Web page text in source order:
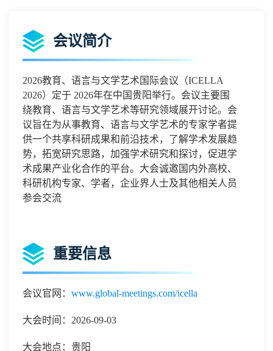
会议简介
2026教育、语言与文学艺术国际会议（ICELLA
2026）定于 2026年在中国 贵阳举行。会议主要围
绕教育、语言与文学艺术等研究领域展开讨论。会
议旨在为从事教育、语言与文学艺术的专家学者提
供一个共享科研成果和前沿技术，了解学术发展趋
势，拓宽研究思路，加强学术研究和探讨，促进学
术成果产业化合作的平台。大会诚邀国内外高校、
科研机构专家、学者，企业界人士及其他相关人员
参会交流
重要信息
会议官网： www.global-meetings.com/icella
大会时间：2026-09-03
大会地点：贵阳